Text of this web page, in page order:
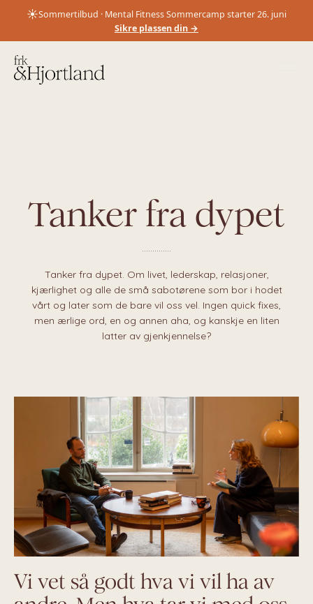
☀️Sommertilbud · Mental Fitness Sommercamp starter 26. juni
Sikre plassen din →
Tanker fra dypet
..............
Tanker fra dypet. Om livet, lederskap, relasjoner,
kjærlighet og alle de små sabotørene som bor i hodet
vårt og later som de bare vil oss vel. Ingen quick fixes,
men ærlige ord, en og annen aha, og kanskje en liten
latter av gjenkjennelse?
Vi vet så godt hva vi vil ha av